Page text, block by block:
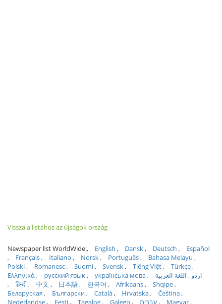
Vissza a listához az újságok ország
Newspaper list WorldWide: English Dansk Deutsch
Español
Français
Italiano Norsk Português
Bahasa Melayu
Polski
Romanesc Suomi Svensk Tiếng Việt
Türkçe
Ελληνικά
русский язык українська мова اردو
اللغة العربية
हिन्दी
中文 日本語 한국어 Afrikaans
Shqipe
Беларуская
Български Català Hrvatska
Čeština
Nederlandse
Eesti Tagalog Galego עברית Magyar